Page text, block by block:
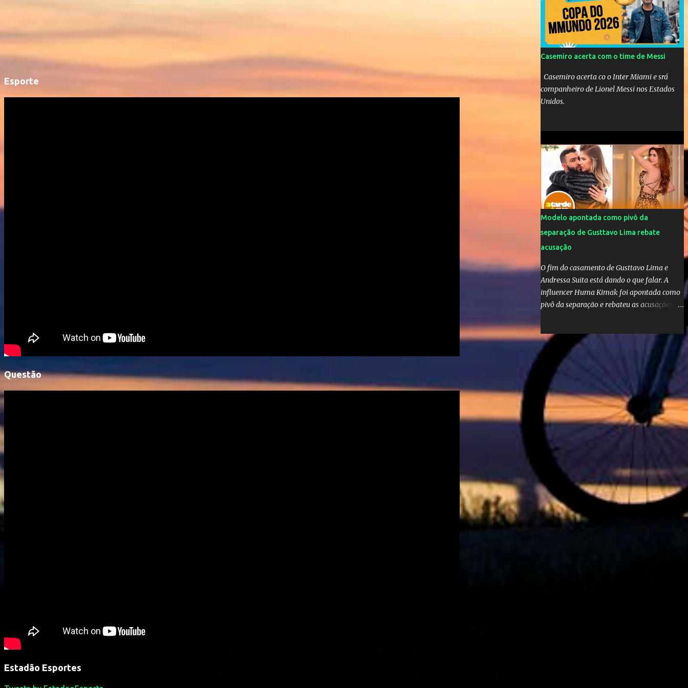
Esporte
Questão
Estadão Esportes
pela Inglaterra durante o jogo.
Casemiro acerta com o time de Messi
Casemiro acerta co o Inter Miami e srá
companheiro de Lionel Messi nos Estados
Unidos.
Modelo apontada como pivô da
separação de Gusttavo Lima rebate
acusação
O fim do casamento de Gusttavo Lima e
Andressa Suita está dando o que falar. A
influencer Huma Kimak foi apontada como
pivô da separação e rebateu as acusações
aqui, nunca pensei que um boato sem pé
nem cabeça pudesse ter esse tipo de
proporção. Queria esclarecer que eu e
Gusttavo nunca tivemos nenhum tipo de
contato, nem de fã porque sou fã dele", disse
Huma Kimak. A influencer também contou
que recebe diversos ataques na internet
desde a época em que foi contratada para
fazer a divulgação de uma live do Gusttavo
Lima em Manaus, capital do Amazonas. "Fui
até o local onde seria o show, divulguei e no
dia seguinte foi feita a live que eu não pude
ir, porque estava me sentindo mal", explicou
Huma. A notícia da separação de Gusttavo
Lima e Andressa Suita foi divulgada no dia 9
de outubro. A relação chegou ao fim após